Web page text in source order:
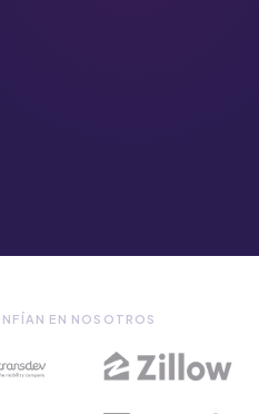
EN NOSOTROS